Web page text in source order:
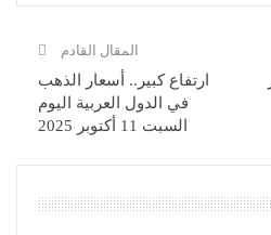
المقال القادم
ارتفاع كبير.. أسعار الذهب
في الدول العربية اليوم
السبت 11 أكتوبر 2025